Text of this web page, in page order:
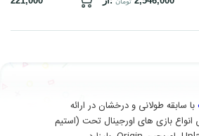
با سابقه طولانی و درخشان در ارائه
بازی های اورجینال تحت (استیم